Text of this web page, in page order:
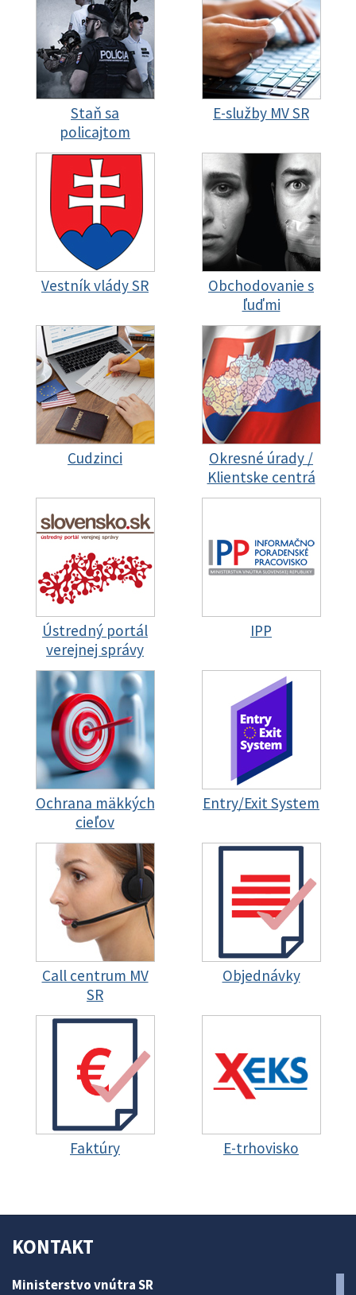
Staň sa
policajtom
E-služby MV SR
Vestník vlády SR
Obchodovanie s
ľuďmi
Cudzinci
Okresné úrady /
Klientske centrá
Ústredný portál
verejnej správy
IPP
Ochrana mäkkých
cieľov
Entry/Exit System
Call centrum MV
SR
Objednávky
Faktúry E-trhovisko
KONTAKT
Ministerstvo vnútra SR